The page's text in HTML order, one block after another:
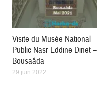
Visite du Musée National
Public Nasr Eddine Dinet –
Bousaâda
29 juin 2022